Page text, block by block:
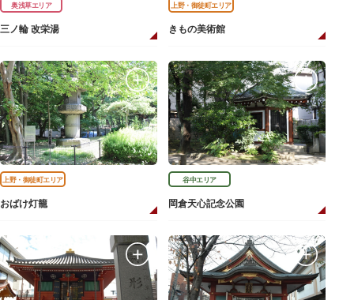
奥浅草エリア
三ノ輪 改栄湯
上野・御徒町エリア
きもの美術館
上野・御徒町エリア
おばけ灯籠
谷中エリア
岡倉天心記念公園